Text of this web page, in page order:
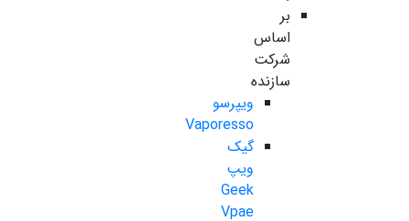
بر
اساس
شرکت
سازنده
ویپرسو
Vaporesso
گیک
ویپ
Geek
Vpae